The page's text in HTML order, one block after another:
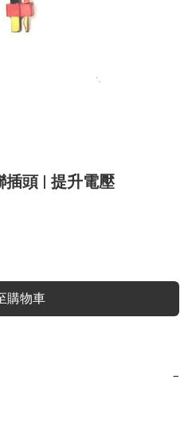
插頭 | 提升電壓
購物車
−